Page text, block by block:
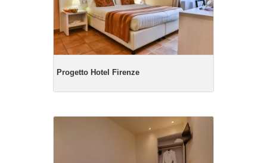
Progetto Hotel Firenze